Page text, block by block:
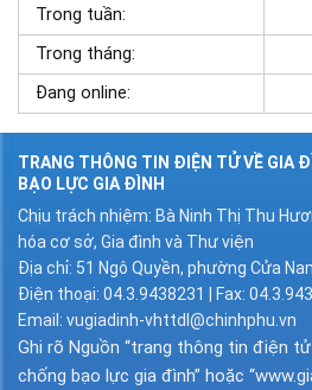
Trong tuần:
Trong tháng:
Đang online:
TRANG THÔNG TIN ĐIỆN TỬ VỀ GIA
BẠO LỰC GIA ĐÌNH
Chịu trách nhiệm: Bà Ninh Thị Thu
hóa cơ sở, Gia đình và Thư viện
Địa chỉ: 51 Ngô Quyền, phường Cửa
Điện thoại: 04.3.9438231 | Fax:
Email: vugiadinh-vhttdl@chinhphu.vn
Ghi rõ Nguồn “trang thông tin điện
chống bạo lực gia đình” hoặc